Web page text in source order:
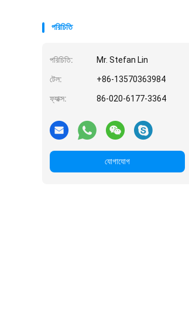
পরিচিতি
পরিচিতি: Mr. Stefan Lin
টেল: +86-13570363984
ফ্যাক্স: 86-020-6177-3364
যোগাযোগ